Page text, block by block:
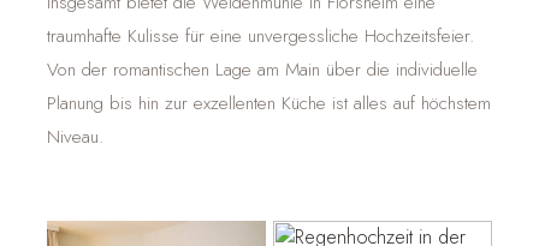
traumhafte Kulisse für eine unvergessliche Hochzeitsfeier.
Von der romantischen Lage am Main über die individuelle
Planung bis hin zur exzellenten Küche ist alles auf höchstem
Niveau.